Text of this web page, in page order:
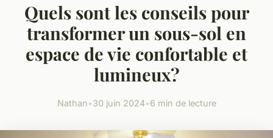
Quels sont les conseils pour
transformer un sous-sol en
espace de vie confortable et
lumineux?
Nathan•30 juin 2024•6 min de lecture